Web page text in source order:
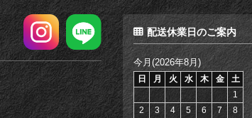
配送休業日のご案内
今月(2026年8月)
日 月 火 水 木 金
土
1
2
3 4 5 6 7 8